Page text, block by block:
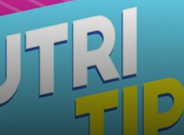
ACTUALIDAD
VER MÁS
VER TODAS LAS CATEGORÍAS